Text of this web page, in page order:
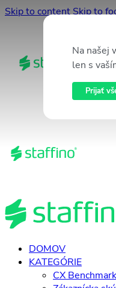
Skip to contentSkip to
DOMOV
KATEGÓRIE
CX
Na našej
len s
Prijať